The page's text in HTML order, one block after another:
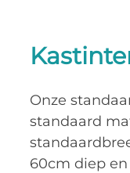
Onze
standaard
60cm diep